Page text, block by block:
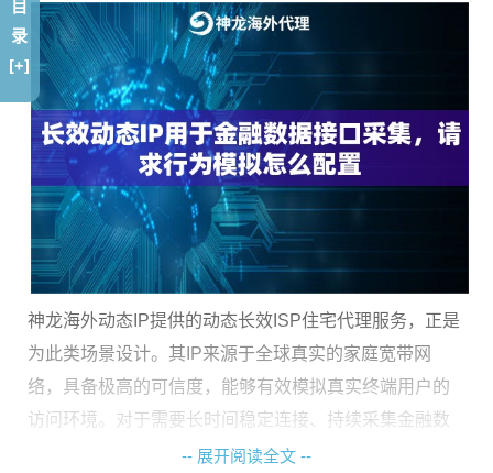
神龙海外动态IP提供的动态长效ISP住宅代理服务，正是
为此类场景设计。其IP来源于全球真实的家庭宽带网
络，具备极高的可信度，能够有效模拟真实终端用户的
访问环境。对于需要长时间稳定连接、持续采集金融数
据的业务而言，这种长效且动态的IP资源，能够在保持
-- 展开阅读全文 --
目
录
[+]